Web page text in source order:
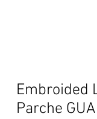
Embroided
Parche